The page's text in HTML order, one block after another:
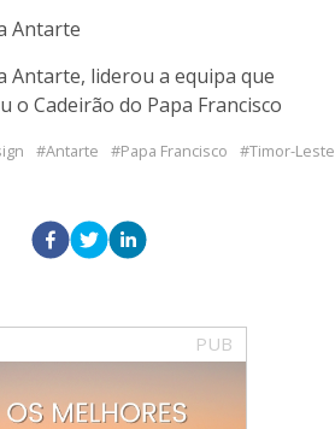
Antarte
Antarte, liderou a equipa que
o Cadeirão do Papa Francisco
Antarte Papa Francisco Timor-Leste
PUB